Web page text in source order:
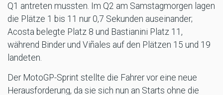
Q1 antreten mussten. Im Q2 am Samstagmorgen lagen
die Plätze 1 bis 11 nur 0,7 Sekunden auseinander;
Acosta belegte Platz 8 und Bastianini Platz 11,
während Binder und Viñales auf den Plätzen 15 und 19
landeten.
Der MotoGP-Sprint stellte die Fahrer vor eine neue
Herausforderung, da sie sich nun an Starts ohne die